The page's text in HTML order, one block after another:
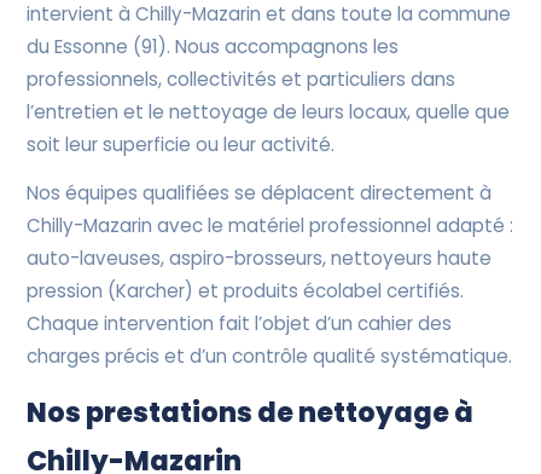
intervient à Chilly-Mazarin et dans toute la commune
du Essonne (91). Nous accompagnons les
professionnels, collectivités et particuliers dans
l’entretien et le nettoyage de leurs locaux, quelle que
soit leur superficie ou leur activité.
Nos équipes qualifiées se déplacent directement à
Chilly-Mazarin avec le matériel professionnel adapté :
auto-laveuses, aspiro-brosseurs, nettoyeurs haute
pression (Karcher) et produits écolabel certifiés.
Chaque intervention fait l’objet d’un cahier des
charges précis et d’un contrôle qualité systématique.
Nos prestations de nettoyage à
Chilly-Mazarin